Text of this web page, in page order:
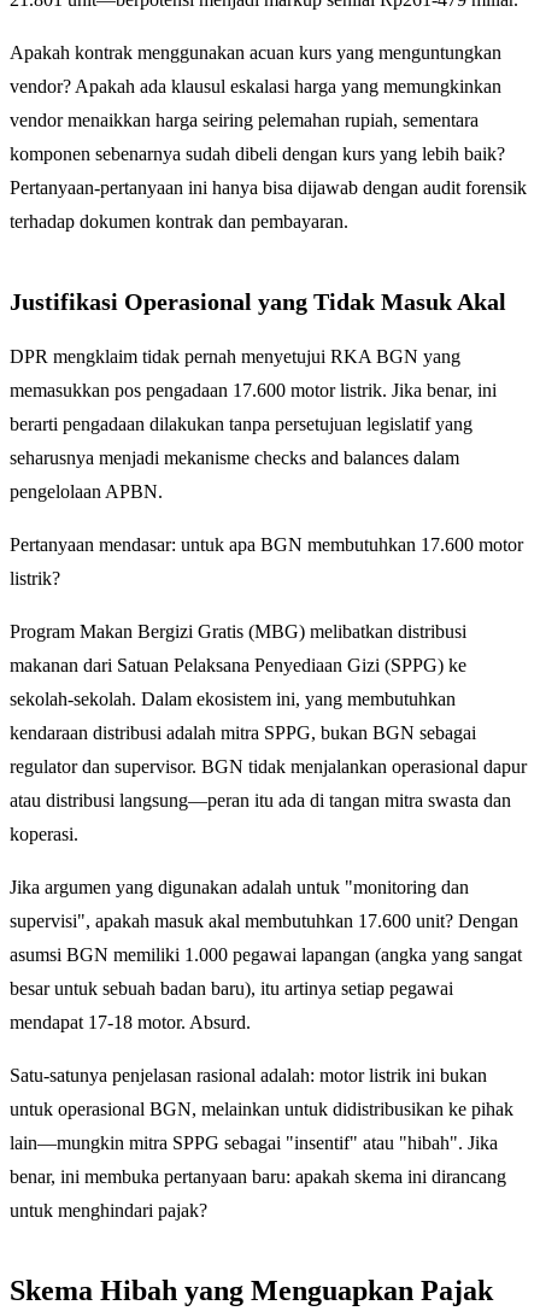
Apakah kontrak menggunakan acuan kurs yang menguntungkan
vendor? Apakah ada klausul eskalasi harga yang memungkinkan
vendor menaikkan harga seiring pelemahan rupiah, sementara
komponen sebenarnya sudah dibeli dengan kurs yang lebih baik?
Pertanyaan-pertanyaan ini hanya bisa dijawab dengan audit forensik
terhadap dokumen kontrak dan pembayaran.
Justifikasi Operasional yang Tidak Masuk Akal
DPR mengklaim tidak pernah menyetujui RKA BGN yang
memasukkan pos pengadaan 17.600 motor listrik. Jika benar, ini
berarti pengadaan dilakukan tanpa persetujuan legislatif yang
seharusnya menjadi mekanisme checks and balances dalam
pengelolaan APBN.
Pertanyaan mendasar: untuk apa BGN membutuhkan 17.600 motor
listrik?
Program Makan Bergizi Gratis (MBG) melibatkan distribusi
makanan dari Satuan Pelaksana Penyediaan Gizi (SPPG) ke
sekolah-sekolah. Dalam ekosistem ini, yang membutuhkan
kendaraan distribusi adalah mitra SPPG, bukan BGN sebagai
regulator dan supervisor. BGN tidak menjalankan operasional dapur
atau distribusi langsung—peran itu ada di tangan mitra swasta dan
koperasi.
Jika argumen yang digunakan adalah untuk "monitoring dan
supervisi", apakah masuk akal membutuhkan 17.600 unit? Dengan
asumsi BGN memiliki 1.000 pegawai lapangan (angka yang sangat
besar untuk sebuah badan baru), itu artinya setiap pegawai
mendapat 17-18 motor. Absurd.
Satu-satunya penjelasan rasional adalah: motor listrik ini bukan
untuk operasional BGN, melainkan untuk didistribusikan ke pihak
lain—mungkin mitra SPPG sebagai "insentif" atau "hibah". Jika
benar, ini membuka pertanyaan baru: apakah skema ini dirancang
untuk menghindari pajak?
Skema Hibah yang Menguapkan Pajak